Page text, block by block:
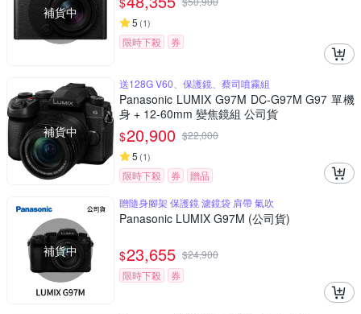
補貨中
5 (1)
限時下殺 券
補貨中
送128G V60、保護鏡、蔡司噴霧組
Panasonic LUMIX G97M DC-G97M G97 單機
身 + 12-60mm 變焦鏡組 公司貨
$20,900 $22,000
5 (1)
限時下殺 券 贈品
補貨中
贈隨身腳架 保護鏡 濾鏡袋 肩帶 氣吹
Panasonic LUMIX G97M (公司貨)
$23,655 $24,900
限時下殺
券